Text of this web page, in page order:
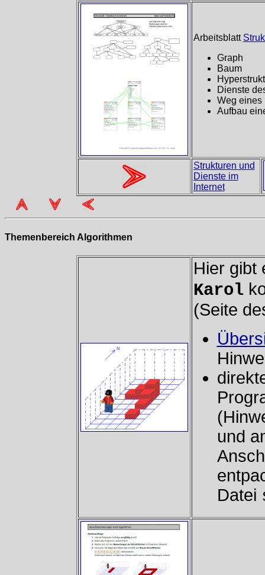
Arbeitsblatt
Graph
Baum
Dienste
Weg eines
Aufbau
Strukturen und
Dienste im
Internet
Themenbereich Algorithmen
Hier gibt
Karol
(Seite
und
Datei